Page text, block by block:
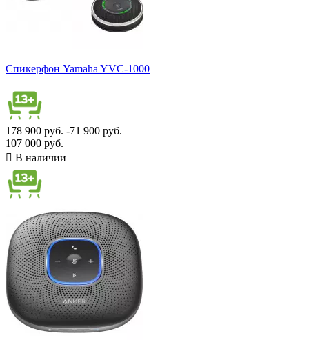
Спикерфон Yamaha YVC-1000
178 900 руб. -71 900 руб.
107 000 руб.
 В наличии